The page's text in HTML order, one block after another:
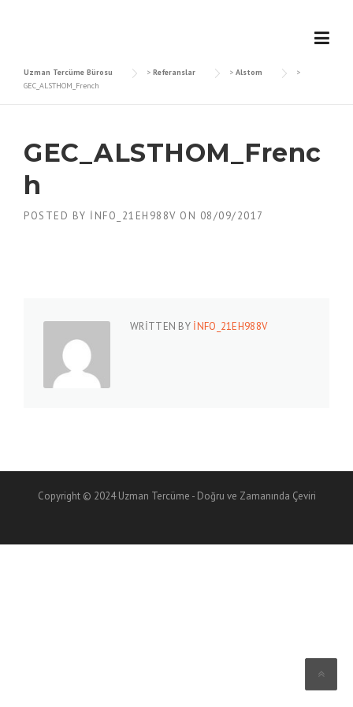
Uzman Tercüme Bürosu > Referanslar > Alstom
>
GEC_ALSTHOM_French
GEC_ALSTHOM_Frenc
h
POSTED BY INFO_21EH988V ON 08/09/2017
WRITTEN BY INFO_21EH988V
Copyright © 2024 Uzman Tercüme - Doğru ve Zamanında Çeviri